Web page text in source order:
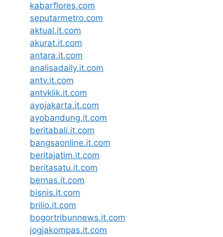
kabarflores.com
seputarmetro.com
aktual.it.com
akurat.it.com
antara.it.com
analisadaily.it.com
antv.it.com
antvklik.it.com
ayojakarta.it.com
ayobandung.it.com
beritabali.it.com
bangsaonline.it.com
beritajatim.it.com
beritasatu.it.com
bernas.it.com
bisnis.it.com
brilio.it.com
bogortribunnews.it.com
jogjakompas.it.com